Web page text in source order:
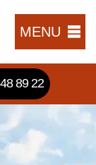
MENU
89 22